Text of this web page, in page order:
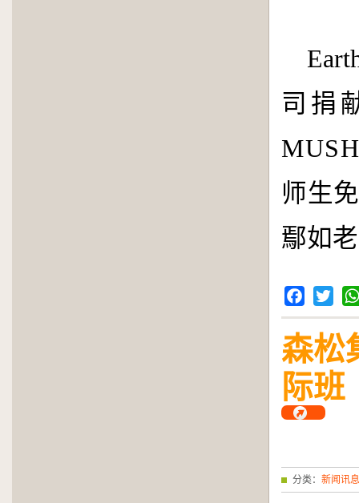
司捐
师生
鄢如
Facebook
Twitter
森松
际班
分类： 新闻讯息